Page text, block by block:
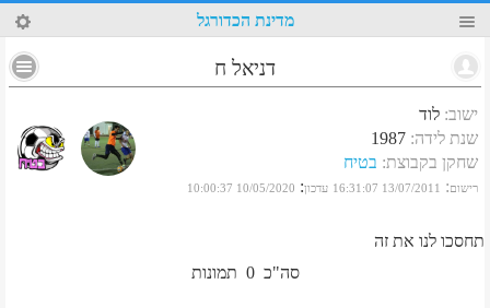
13 מדינת הכדורגל
דניאל ח
ישוב: לוד
שנת לידה:
1987
שחקן בקבוצת: בטיח
רישום:
13/07/2011 16:31:07 עדכון:
10/05/2020 10:00:37
תחסכו לנו את זה
סה"כ 0 תמונות